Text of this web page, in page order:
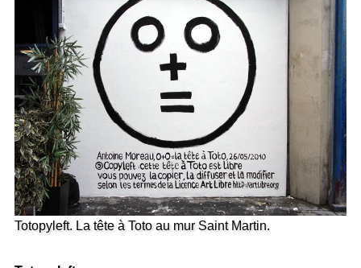
Totopyleft. La tête à Toto au mur Saint Martin.